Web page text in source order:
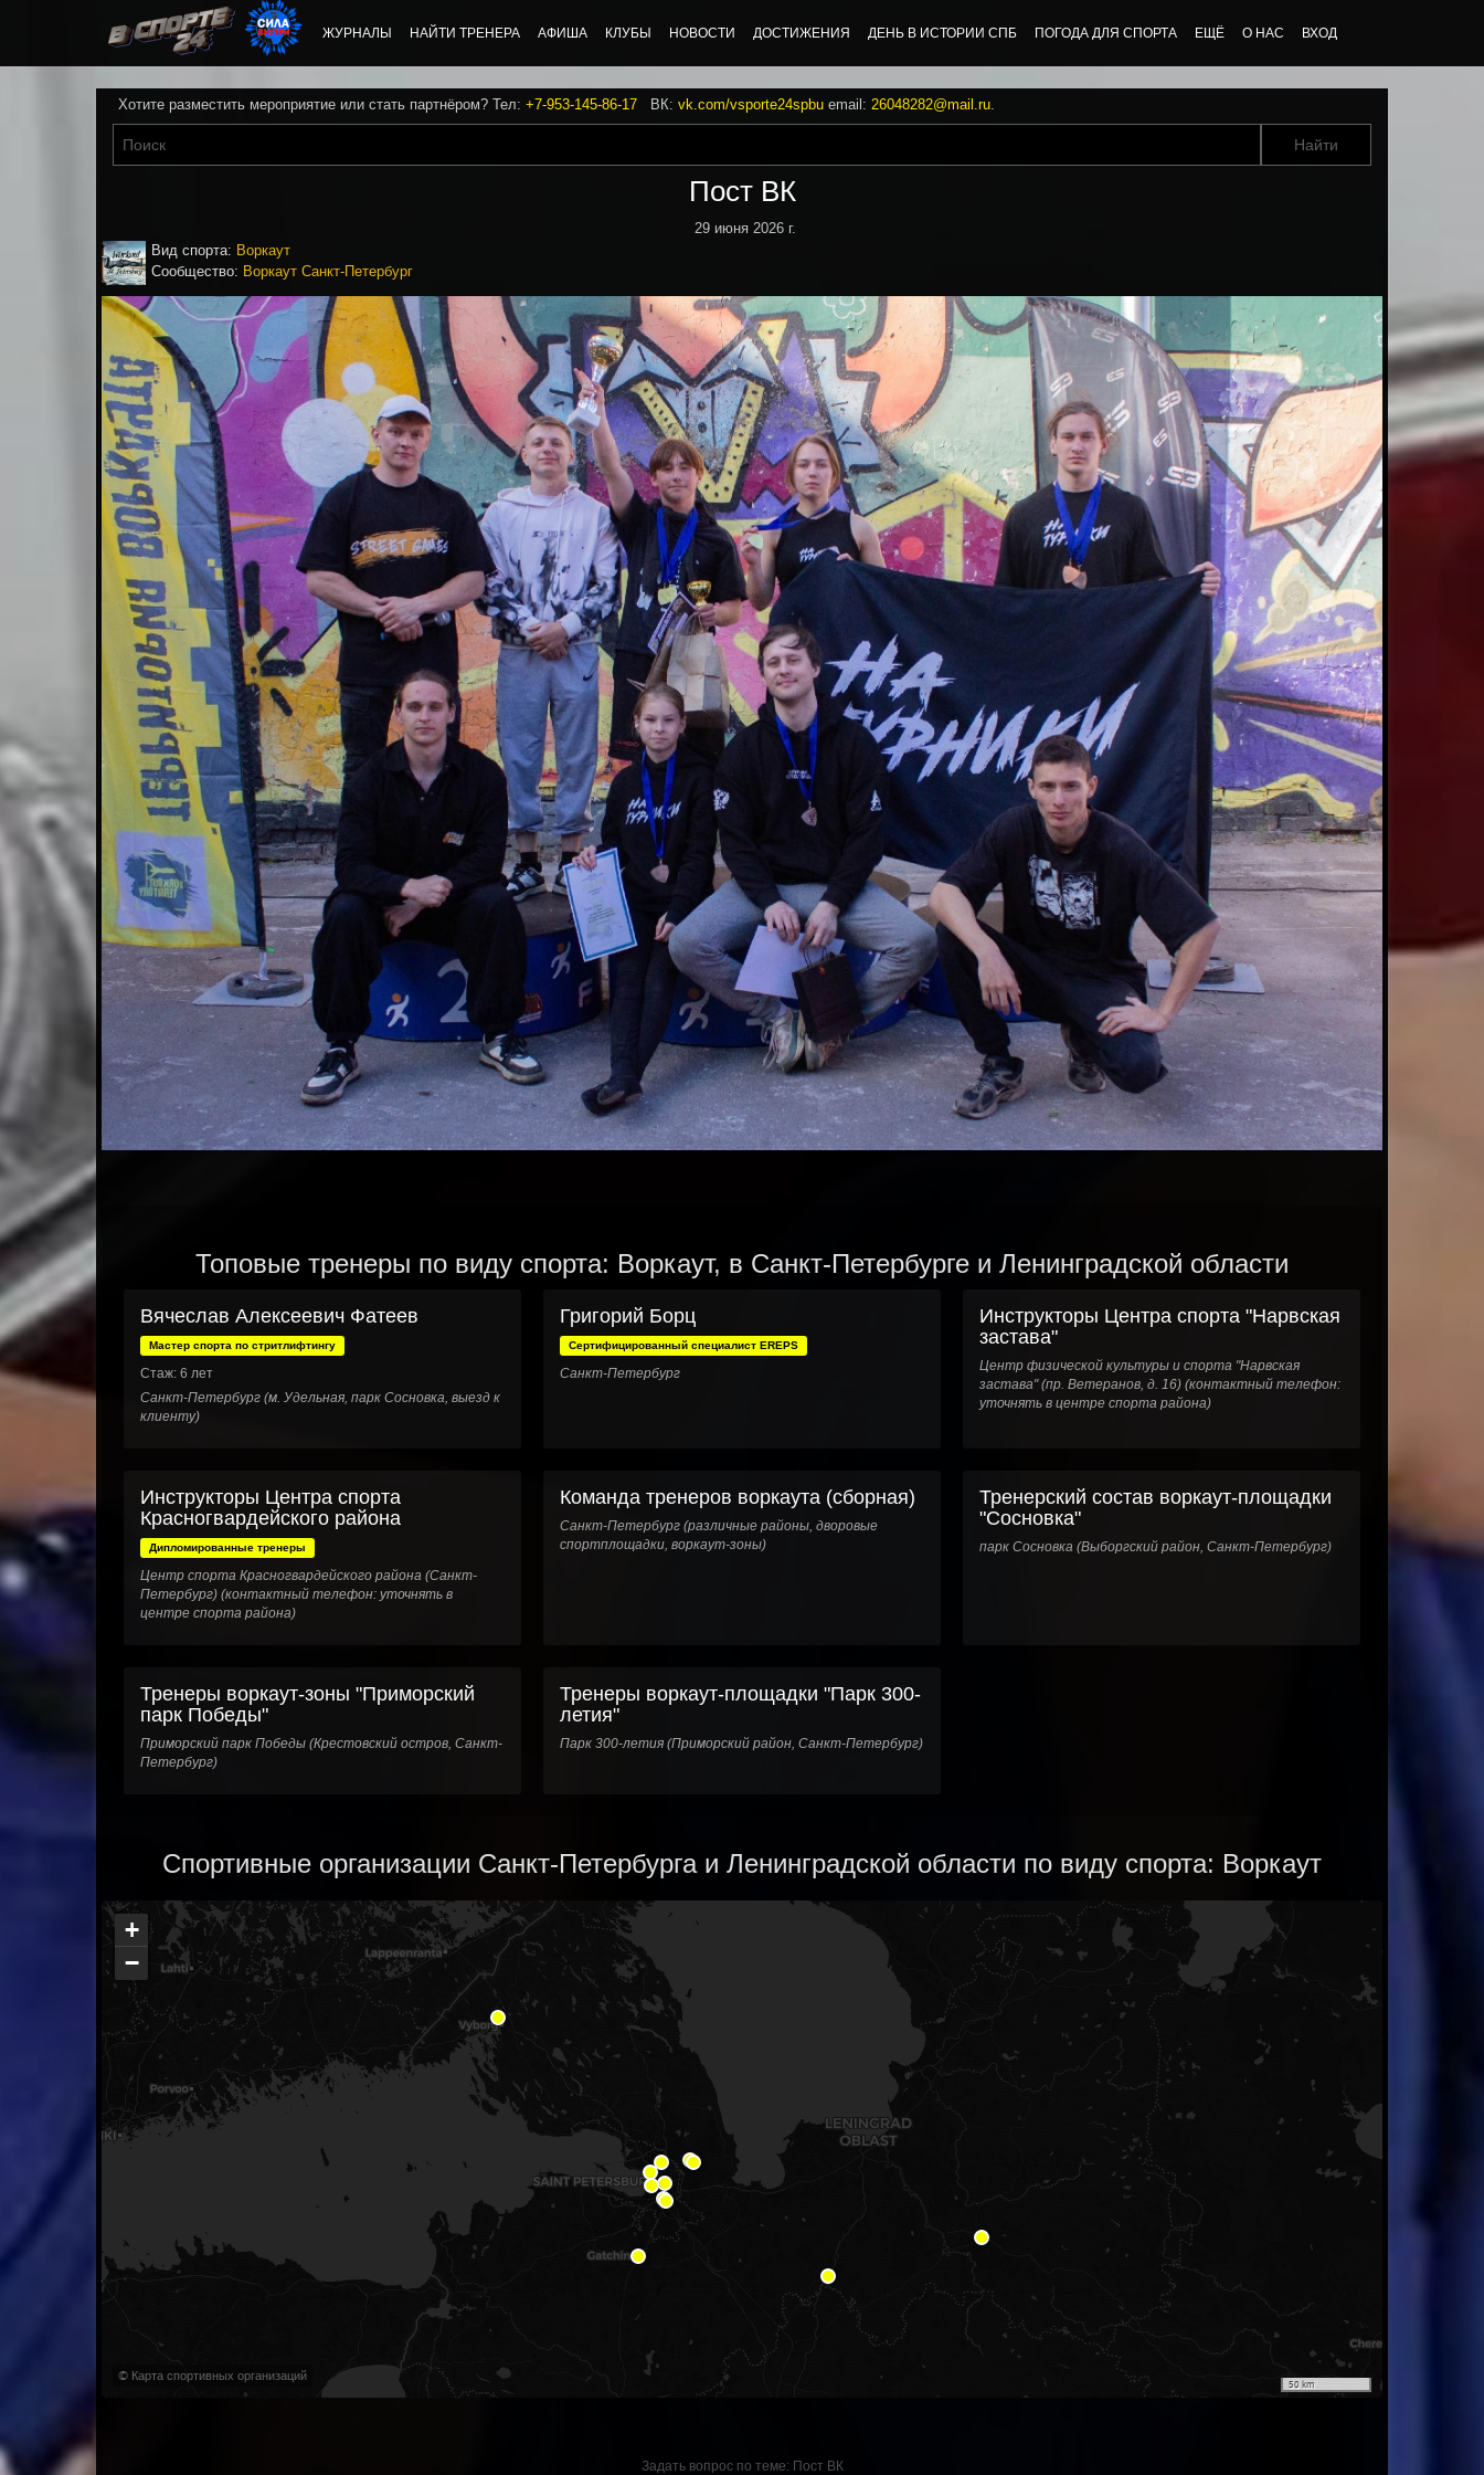
ЖУРНАЛЫ НАЙТИ ТРЕНЕРА АФИША КЛУБЫ НОВОСТИ ДОСТИЖЕНИЯ ДЕНЬ В ИСТОРИИ СПБ ПОГОДА ДЛЯ СПОРТА ЕЩЁ О НАС ВХОД
Хотите разместить мероприятие или стать партнёром? Тел: +7-953-145-86-17 ВК: vk.com/vsporte24spbu email: 26048282@mail.ru.
Пост ВК
29 июня 2026 г.
Вид спорта: Воркаут
Сообщество: Воркаут Санкт-Петербург
Топовые тренеры по виду спорта: Воркаут, в Санкт-Петербурге и Ленинградской области
Вячеслав Алексеевич Фатеев
Мастер спорта по стритлифтингу
Стаж: 6 лет
Санкт-Петербург (м. Удельная, парк Сосновка, выезд к
клиенту)
Григорий Борц
Сертифицированный специалист EREPS
Санкт-Петербург
Инструкторы Центра спорта "Нарвская
застава"
Центр физической культуры и спорта "Нарвская
застава" (пр. Ветеранов, д. 16) (контактный телефон:
уточнять в центре спорта района)
Инструкторы Центра спорта
Красногвардейского района
Дипломированные тренеры
Центр спорта Красногвардейского района (Санкт-
Петербург) (контактный телефон: уточнять в
центре спорта района)
Команда тренеров воркаута (сборная)
Санкт-Петербург (различные районы, дворовые
спортплощадки, воркаут-зоны)
Тренерский состав воркаут-площадки
"Сосновка"
парк Сосновка (Выборгский район, Санкт-Петербург)
Тренеры воркаут-зоны "Приморский
парк Победы"
Приморский парк Победы (Крестовский остров, Санкт-
Петербург)
Тренеры воркаут-площадки "Парк 300-
летия"
Парк 300-летия (Приморский район, Санкт-Петербург)
Спортивные организации Санкт-Петербурга и Ленинградской области по виду спорта: Воркаут
+
−
© Карта спортивных организаций
50 km
Задать вопрос по теме: Пост ВК